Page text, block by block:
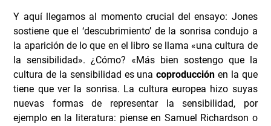
Y aquí llegamos al momento crucial del ensayo: Jones
sostiene que el ‘descubrimiento’ de la sonrisa condujo a
la aparición de lo que en el libro se llama «una cultura de
la sensibilidad». ¿Cómo? «Más bien sostengo que la
cultura de la sensibilidad es unacoproducciónen la que
tiene que ver la sonrisa. La cultura europea hizo suyas
nuevas formas de representar la sensibilidad, por
ejemplo en la literatura: piense en Samuel Richardson o